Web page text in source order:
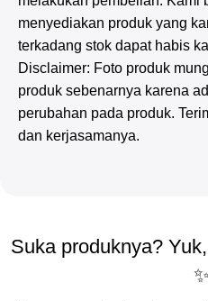
menyediakan produk yang
terkadang stok dapat habis
Disclaimer: Foto produk
produk sebenarnya karena
perubahan pada produk.
dan kerjasamanya.
Suka produknya?
✨